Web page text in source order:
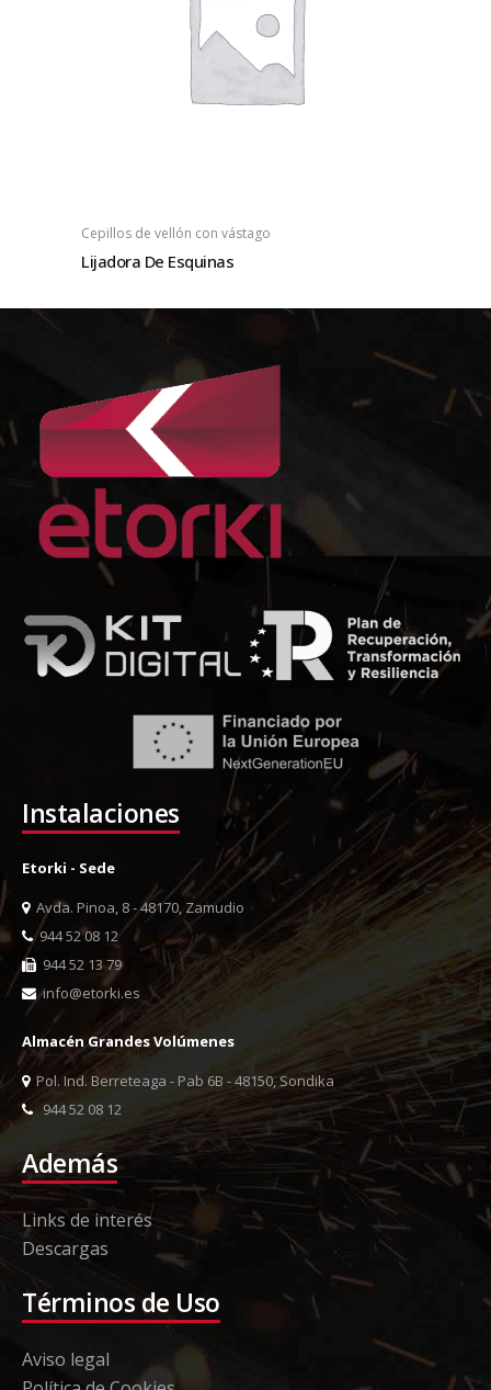
Cepillos de vellón con vástago
Lijadora De Esquinas
Instalaciones
Etorki - Sede
Avda. Pinoa, 8 - 48170, Zamudio
944 52 08 12
944 52 13 79
info@etorki.es
Almacén Grandes Volúmenes
Pol. Ind. Berreteaga - Pab 6B - 48150, Sondika
944 52 08 12
Además
Links de interés
Descargas
Términos de Uso
Aviso legal